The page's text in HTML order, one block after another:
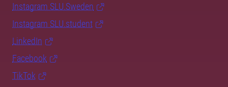
Instagram SLU.Sweden
Instagram SLU.student
LinkedIn
Facebook
TikTok